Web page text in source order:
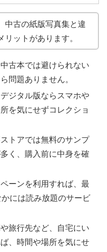
中古の紙版写真集と違
ットがあります。
中古本では避けられない
問題ありません。
デジタル版ならスマホや
を気にせずコレクショ
トアでは無料のサンプ
く、購入前に中身を確
ーンを利用すれば、最
には読み放題のサービ
旅行先など、自宅にい
、時間や場所を気にせ